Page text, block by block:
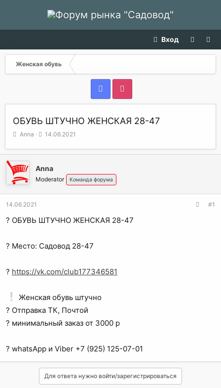
Вход
Женская обувь
ОБУВЬ ШТУЧНО ЖЕНСКАЯ 28-47
А
т
о
р
т
м
ы
Anna
Д
т
н
а
а
14.06.2021
Anna
Moderator Команда форума
14.06.2021 #1
? ОБУВЬ ШТУЧНО ЖЕНСКАЯ 28-47
? Место: Садовод 28-47
? https://vk.com/club177346581
Женская обувь штучно
? Отправка ТК, Почтой
? минимальный заказ от 3000 р
? whatsApp и Viber +7 (925) 125-07-01
Для ответа нужно войти/зарегистрироваться